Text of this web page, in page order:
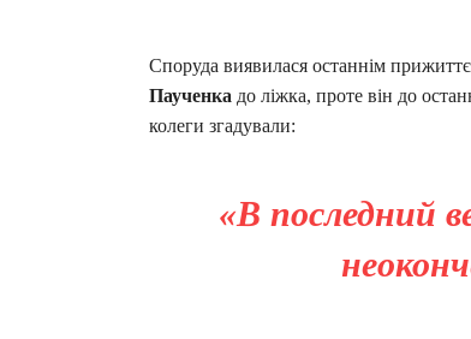
Споруда виявилася останнім
Паученка до ліжка, проте він до
колеги згадували:
«В последний